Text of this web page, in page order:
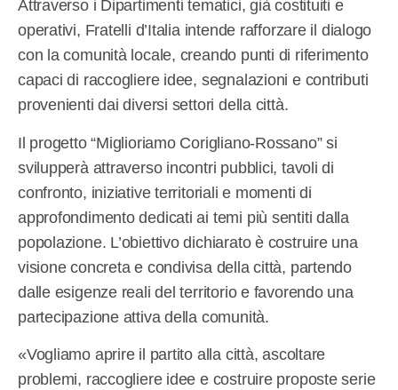
Attraverso i Dipartimenti tematici, già costituiti e
operativi, Fratelli d’Italia intende rafforzare il dialogo
con la comunità locale, creando punti di riferimento
capaci di raccogliere idee, segnalazioni e contributi
provenienti dai diversi settori della città.
Il progetto “Miglioriamo Corigliano-Rossano” si
svilupperà attraverso incontri pubblici, tavoli di
confronto, iniziative territoriali e momenti di
approfondimento dedicati ai temi più sentiti dalla
popolazione. L’obiettivo dichiarato è costruire una
visione concreta e condivisa della città, partendo
dalle esigenze reali del territorio e favorendo una
partecipazione attiva della comunità.
«Vogliamo aprire il partito alla città, ascoltare
problemi, raccogliere idee e costruire proposte serie